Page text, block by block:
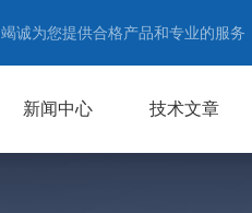
诚为您提供合格产品和专业的服务
新闻中心 技术文章